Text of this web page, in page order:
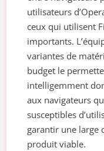
utilisateurs
ceux qui utilisent
importants.
variantes de
budget le
intelligemment
aux navigateurs
susceptibles
garantir une large
produit viable.